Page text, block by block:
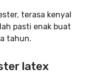
terasa kenyal
pasti enak buat
tahun.
latex